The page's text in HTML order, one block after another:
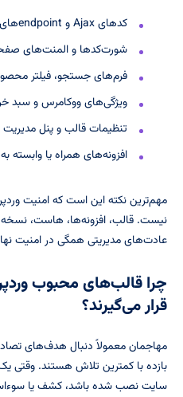
کدهای Ajax و endpointهای سمت کاربر
شورت‌کدها و المنت‌های
فرم‌های جستجو، فیلتر
ویژگی‌های ووکامرس و سبد
تنظیمات قالب و پنل مدیریت
افزونه‌های همراه یا وابسته
مهم‌ترین نکته این است که امنیت
عادت‌های مدیریتی همگی در امنیت
چرا قالب‌های محبوب
قرار می‌گیرند؟
مهاجمان معمولاً دنبال هدف‌های
بازده با کمترین تلاش هستند. وقتی
سایت نصب شده باشد، کشف یا